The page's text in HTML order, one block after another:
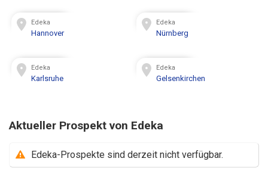
Edeka
Hannover
Edeka
Nürnberg
Edeka
Karlsruhe
Edeka
Gelsenkirchen
Aktueller Prospekt von Edeka
Edeka-Prospekte sind derzeit nicht verfügbar.